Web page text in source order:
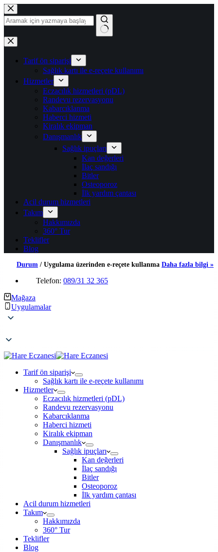
İçeriğe
geç
Sonuç
yok
Tarif ön siparişi
Sağlık kartı ile e-reçete kullanımı
Hizmetler
Eczacılık hizmetleri (pDL)
Randevu rezervasyonu
Kabarcıklanma
Haberci hizmeti
Kiralık ekipman
Danışmanlık
Sağlık ipuçları
Kan değerleri
İlaç sandığı
Bitler
Osteoporoz
İlk yardım çantası
Acil durum hizmetleri
Takım
Hakkımızda
360° Tur
Teklifler
Blog
Durum / Uygulama üzerinden e-reçete kullanma Daha fazla bilgi »
Telefon: 089/31 32 365
Mağaza
Uygulamalar
Tarif ön siparişi
Sağlık kartı ile e-reçete kullanımı
Hizmetler
Eczacılık hizmetleri (pDL)
Randevu rezervasyonu
Kabarcıklanma
Haberci hizmeti
Kiralık ekipman
Danışmanlık
Sağlık ipuçları
Kan değerleri
İlaç sandığı
Bitler
Osteoporoz
İlk yardım çantası
Acil durum hizmetleri
Takım
Hakkımızda
360° Tur
Teklifler
Blog